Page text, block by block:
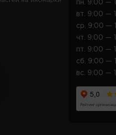
пн. 9:00 —
вт. 9:00 —
ср. 9:00 —
чт. 9:00 —
пт. 9:00 —
сб. 9:00 —
вс. 9:00 —